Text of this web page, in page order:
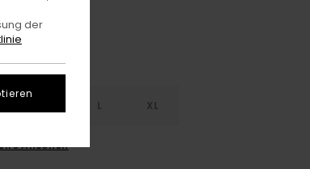
L XL
Ansehen
der